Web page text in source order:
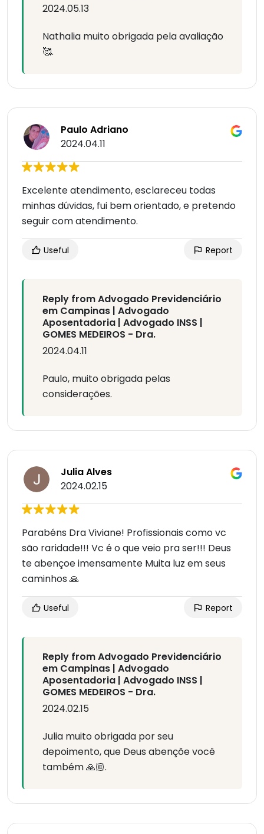
2024.05.13
Nathalia muito obrigada pela avaliação
🥰.
Paulo Adriano
2024.04.11
Excelente atendimento, esclareceu todas
minhas dúvidas, fui bem orientado, e pretendo
seguir com atendimento.
Useful Report
Reply from Advogado Previdenciário
em Campinas | Advogado
Aposentadoria | Advogado INSS |
GOMES MEDEIROS - Dra.
2024.04.11
Paulo, muito obrigada pelas
considerações.
Julia Alves
2024.02.15
Parabéns Dra Viviane! Profissionais como vc
são raridade!!! Vc é o que veio pra ser!!! Deus
te abençoe imensamente Muita luz em seus
caminhos 🙏
Useful Report
Reply from Advogado Previdenciário
em Campinas | Advogado
Aposentadoria | Advogado INSS |
GOMES MEDEIROS - Dra.
2024.02.15
Julia muito obrigada por seu
depoimento, que Deus abençõe você
também 🙏🏼.